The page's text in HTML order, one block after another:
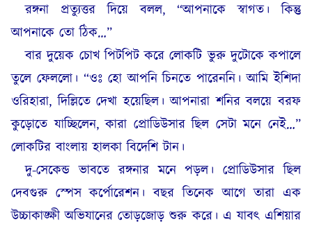
রঙ্গনা প্রত্যুত্তর দিয়ে বলল, “আপনাকে স্বাগত। কিন্তু
আপনাকে তো ঠিক…”
বার দুয়েক চোখ পিটপিট করে লোকটি ভুরু দুটোকে কপালে
তুলে ফেললো। “ওঃ হো আপনি চিনতে পারেননি। আমি ইশিদা
ওরিহারা, দিল্লিতে দেখা হয়েছিল। আপনারা শনির বলয়ে বরফ
কুড়োতে যাচ্ছিলেন, কারা প্রোডিউসার ছিল সেটা মনে নেই…”
লোকটির বাংলায় হালকা বিদেশি টান।
দু-সেকেন্ড ভাবতে রঙ্গনার মনে পড়ল। প্রোডিউসার ছিল
দেবগুরু স্পেস কর্পোরেশন। বছর তিনেক আগে তারা এক
উচ্চাকাঙ্ক্ষী অভিযানের তোড়জোড় শুরু করে। এ যাবৎ এশিয়ার